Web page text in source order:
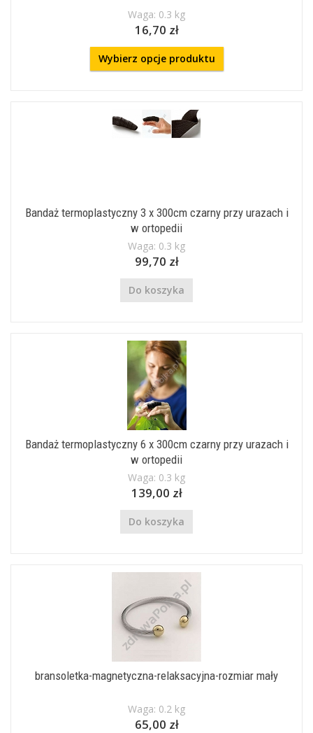
Waga: 0.3 kg
16,70 zł
Wybierz opcje produktu
Bandaż termoplastyczny 3 x 300cm czarny przy urazach i
w ortopedii
Waga: 0.3 kg
99,70 zł
Do koszyka
Bandaż termoplastyczny 6 x 300cm czarny przy urazach i
w ortopedii
Waga: 0.3 kg
139,00 zł
Do koszyka
bransoletka-magnetyczna-relaksacyjna-rozmiar mały
Waga: 0.2 kg
65,00 zł